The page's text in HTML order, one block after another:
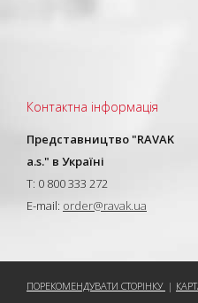
Контактна інформація
Представництво "RAVAK
a.s." в Україні
T: 0 800 333 272
E-mail: order@ravak.ua
ПОРЕКОМЕНДУВАТИ СТОРІНКУ |